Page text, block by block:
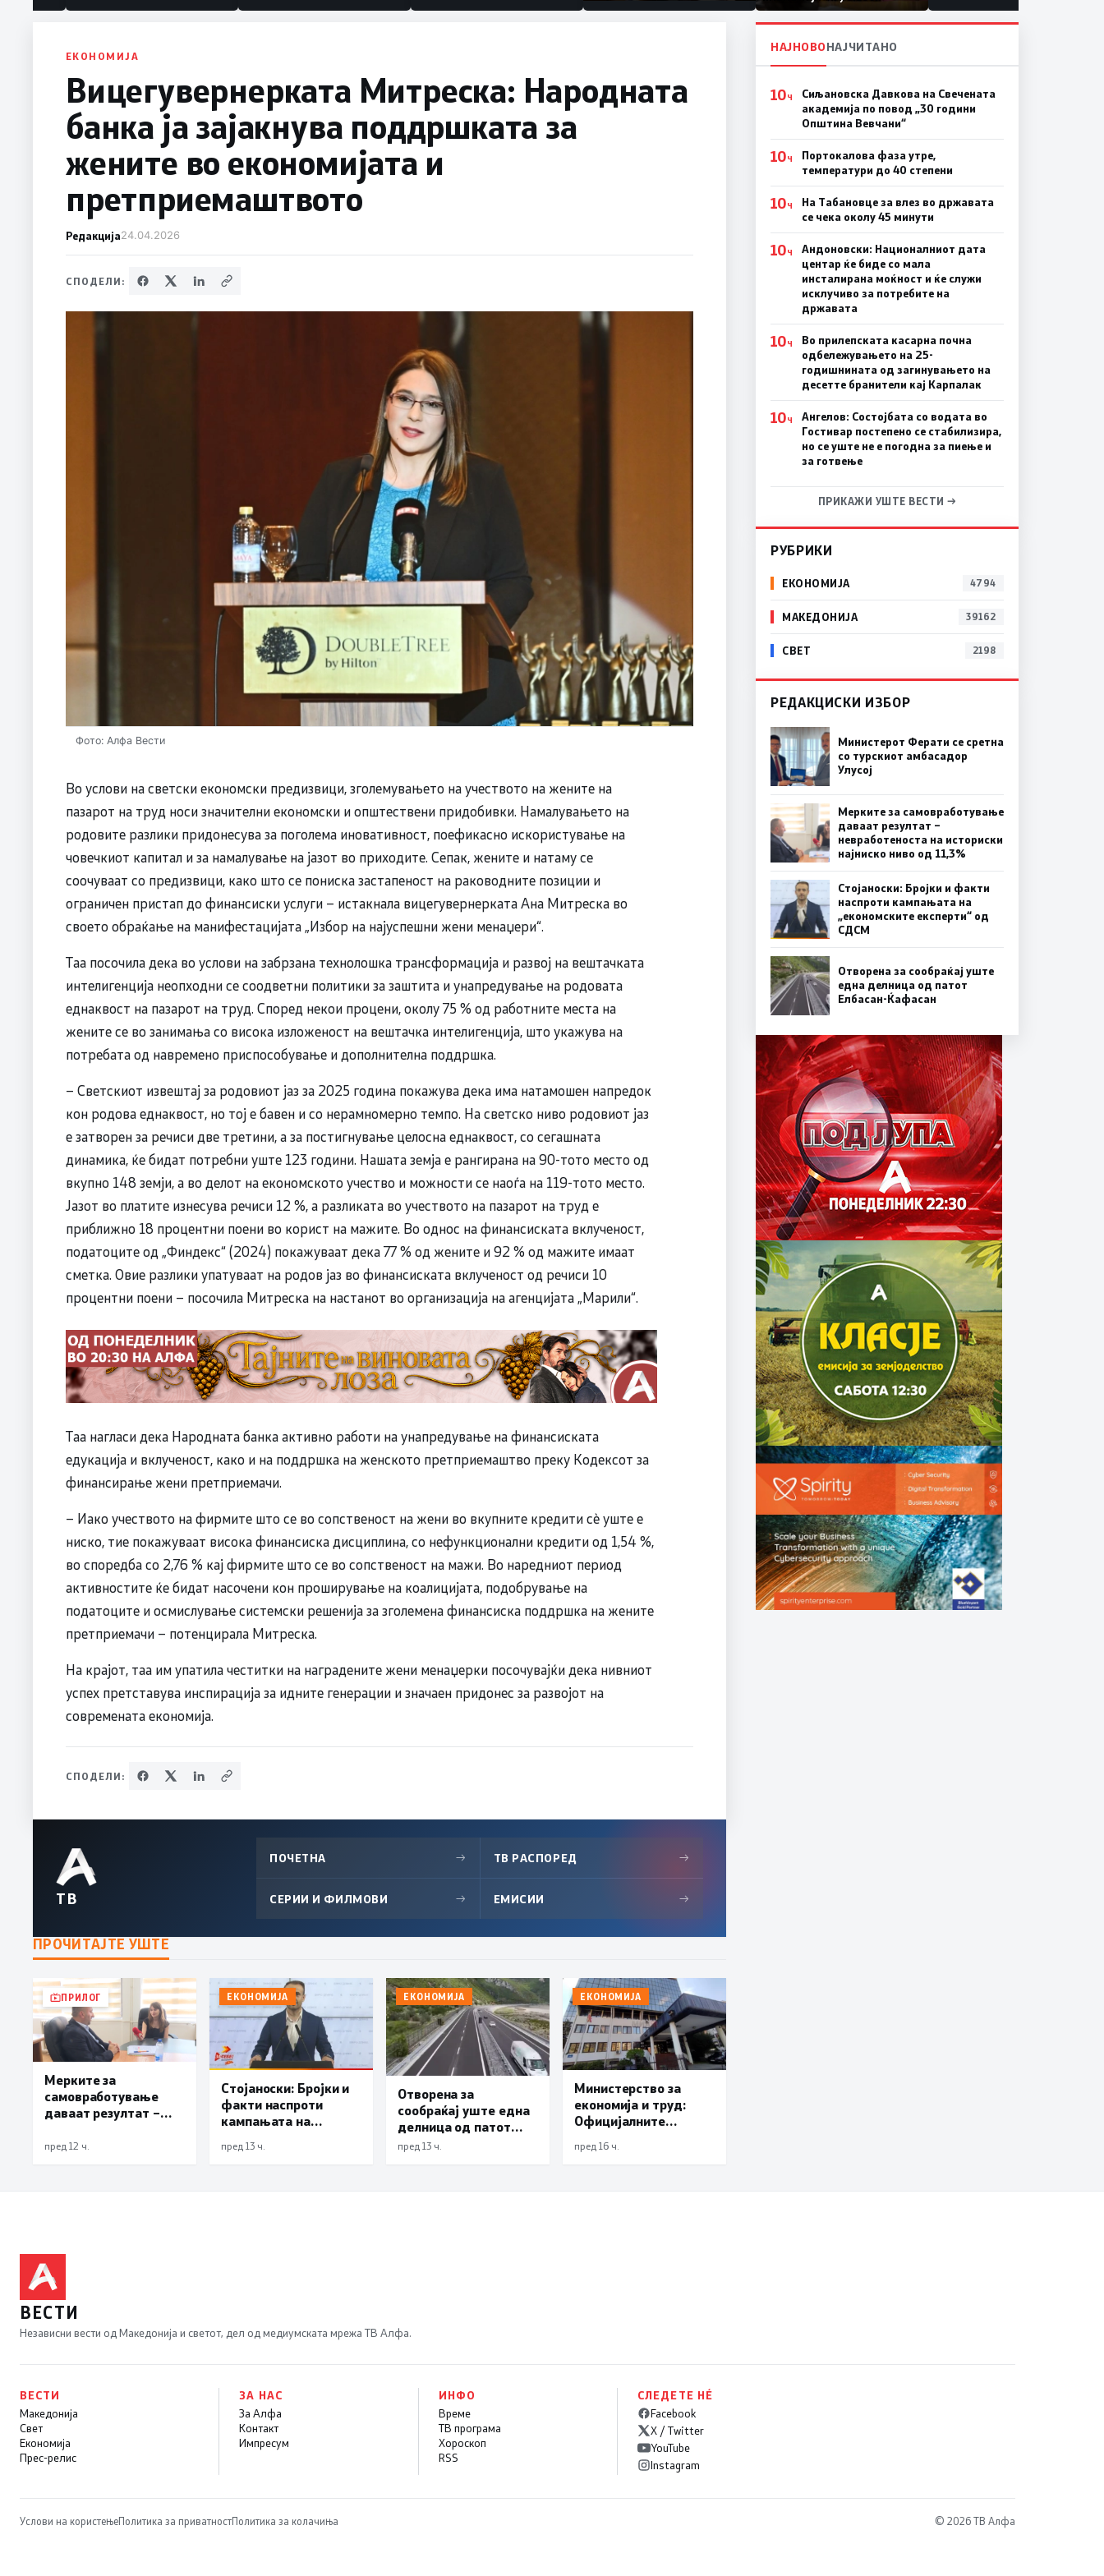
половина тунел во слепа
првачиња помалку
ЕКОНОМИЈА
Вицегувернерката Митреска: Народната
банка ја зајакнува поддршката за
жените во економијата и
претприемаштвото
Редакција24.04.2026
СПОДЕЛИ:
Фото: Алфа Вести
Во услови на светски економски предизвици, зголемувањето на учеството на жените на
пазарот на труд носи значителни економски и општествени придобивки. Намалувањето на
родовите разлики придонесува за поголема иновативност, поефикасно искористување на
човечкиот капитал и за намалување на јазот во приходите. Сепак, жените и натаму се
соочуваат со предизвици, како што се пониска застапеност на раководните позиции и
ограничен пристап до финансиски услуги – истакнала вицегувернерката Ана Митреска во
своето обраќање на манифестацијата „Избор на најуспешни жени менаџери“.
Таа посочила дека во услови на забрзана технолошка трансформација и развој на вештачката
интелигенција неопходни се соодветни политики за заштита и унапредување на родовата
еднаквост на пазарот на труд. Според некои процени, околу 75 % од работните места на
жените се во занимања со висока изложеност на вештачка интелигенција, што укажува на
потребата од навремено приспособување и дополнителна поддршка.
– Светскиот извештај за родовиот јаз за 2025 година покажува дека има натамошен напредок
кон родова еднаквост, но тој е бавен и со нерамномерно темпо. На светско ниво родовиот јаз
е затворен за речиси две третини, а за постигнување целосна еднаквост, со сегашната
динамика, ќе бидат потребни уште 123 години. Нашата земја е рангирана на 90-тото место од
вкупно 148 земји, а во делот на економското учество и можности се наоѓа на 119-тото место.
Јазот во платите изнесува речиси 12 %, а разликата во учеството на пазарот на труд е
приближно 18 процентни поени во корист на мажите. Во однос на финансиската вклученост,
податоците од „Финдекс“ (2024) покажуваат дека 77 % од жените и 92 % од мажите имаат
сметка. Овие разлики упатуваат на родов јаз во финансиската вклученост од речиси 10
процентни поени – посочила Митреска на настанот во организација на агенцијата „Марили“.
Таа нагласи дека Народната банка активно работи на унапредување на финансиската
едукација и вклученост, како и на поддршка на женското претприемаштво преку Кодексот за
финансирање жени претприемачи.
– Иако учеството на фирмите што се во сопственост на жени во вкупните кредити сè уште е
ниско, тие покажуваат висока финансиска дисциплина, со нефункционални кредити од 1,54 %,
во споредба со 2,76 % кај фирмите што се во сопственост на мажи. Во наредниот период
активностите ќе бидат насочени кон проширување на коалицијата, подобрување на
податоците и осмислување системски решенија за зголемена финансиска поддршка на жените
претприемачи – потенцирала Митреска.
На крајот, таа им упатила честитки на наградените жени менаџерки посочувајќи дека нивниот
успех претставува инспирација за идните генерации и значаен придонес за развојот на
современата економија.
СПОДЕЛИ:
ТВ
ПОЧЕТНА → ТВ РАСПОРЕД →
СЕРИИ И ФИЛМОВИ → ЕМИСИИ →
ПРОЧИТАЈТЕ УШТЕ
ПРИЛОГ
Мерките за
самовработување
даваат резултат –
историски најниско
пред 12 ч.
ЕКОНОМИЈА
Стојаноски: Бројки и
факти наспроти
кампањата на
експерти“ од СДСM
пред 13 ч.
ЕКОНОМИЈА
Отворена за
сообраќај уште една
делница од патот
Елбасан-Ќафасан
пред 13 ч.
ЕКОНОМИЈА
Министерство за
економија и труд:
Официјалните
упатуваат на потреба
пред 16 ч.
НАЈНОВОНАЈЧИТАНО
10Ч
Сиљановска Давкова на Свечената
академија по повод „30 години
Општина Вевчани“
10Ч
Портокалова фаза утре,
температури до 40 степени
10Ч
На Табановце за влез во државата
се чека околу 45 минути
10Ч
Андоновски: Националниот дата
центар ќе биде со мала
инсталирана моќност и ќе служи
исклучиво за потребите на
државата
10Ч
Во прилепската касарна почна
одбележувањето на 25-
годишнината од загинувањето на
десетте бранители кај Карпалак
10Ч
Ангелов: Состојбата со водата во
Гостивар постепено се стабилизира,
но се уште не е погодна за пиење и
за готвење
ПРИКАЖИ УШТЕ ВЕСТИ →
РУБРИКИ
ЕКОНОМИЈА 4794
МАКЕДОНИЈА 39162
СВЕТ 2198
РЕДАКЦИСКИ ИЗБОР
Министерот Ферати се сретна
со турскиот амбасадор
Улусој
Мерките за самовработување
даваат резултат –
невработеноста на историски
најниско ниво од 11,3%
Стојаноски: Бројки и факти
наспроти кампањата на
„економските експерти“ од
СДСM
Отворена за сообраќај уште
една делница од патот
Елбасан-Ќафасан
ВЕСТИ
Независни вести од Македонија и светот, дел од медиумската мрежа ТВ Алфа.
ВЕСТИ
Македонија
Свет
Економија
Прес-релис
ЗА НАС
За Алфа
Контакт
Импресум
ИНФО
Време
ТВ програма
Хороскоп
RSS
СЛЕДЕТЕ НÉ
Facebook
X / Twitter
YouTube
Instagram
Услови на користењеПолитика за приватностПолитика за колачиња © 2026 ТВ Алфа